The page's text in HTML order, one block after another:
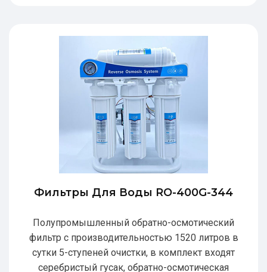
Фильтры Для Воды RO-400G-344
Полупромышленный обратно-осмотический
фильтр с производительностью 1520 литров в
сутки 5-ступеней очистки, в комплект входят
серебристый гусак, обратно-осмотическая